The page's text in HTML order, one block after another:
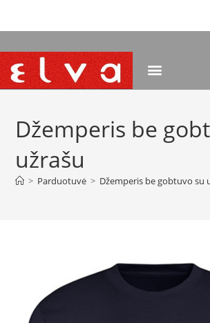
Džemperis be
užrašu
> Parduotuvė > Džemperis be gobtuvo su